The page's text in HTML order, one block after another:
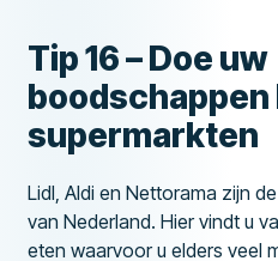
Tip 16 – Doe uw
supermarkten
Lidl, Aldi en Nettorama zijn
van Nederland. Hier vindt u
eten waarvoor u elders veel